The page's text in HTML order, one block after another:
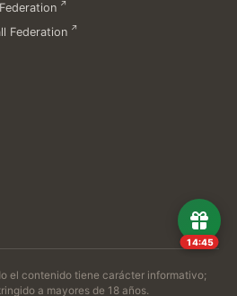
Federation
el contenido tiene carácter informativo;
a mayores de 18 años.
14:44